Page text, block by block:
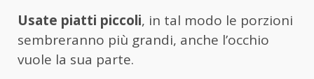
Usate piatti piccoli, in tal modo le porzioni
sembreranno più grandi, anche l’occhio
vuole la sua parte.